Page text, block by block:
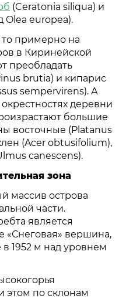
(Ceratonia siliqua) и
Olea europea).
примерно на
в Киринейской
преобладать
brutia) и кипарис
sempervirens). А
деревни
большие
восточные (Platanus
(Acer obtusifolium),
canescens).
зона
массив острова
части.
является
«Снеговая» вершина,
1952 м над уровнем
этом по склонам